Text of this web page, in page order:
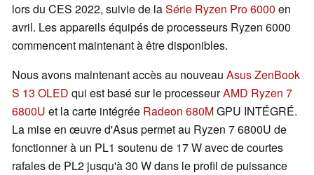
lors du CES 2022, suivie de laSérie Ryzen Pro 6000 en
avril. Les appareils équipés de processeurs Ryzen 6000
commencent maintenant à être disponibles.
Nous avons maintenant accès au nouveau Asus ZenBook
S 13 OLED qui est basé sur le processeurAMD Ryzen 7
6800U et la carte intégrée Radeon 680MGPU INTÉGRÉ.
La mise en œuvre d'Asus permet au Ryzen 7 6800U de
fonctionner à un PL1 soutenu de 17 W avec de courtes
rafales de PL2 jusqu'à 30 W dans le profil de puissance